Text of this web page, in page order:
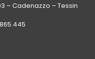
– Cadenazzo – Tessin